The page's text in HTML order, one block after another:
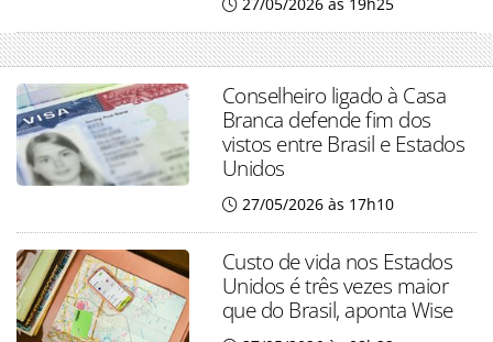
Conselheiro ligado à Casa
Branca defende fim dos
vistos entre Brasil e Estados
Unidos
27/05/2026 às 17h10
Custo de vida nos Estados
Unidos é três vezes maior
que do Brasil, aponta Wise